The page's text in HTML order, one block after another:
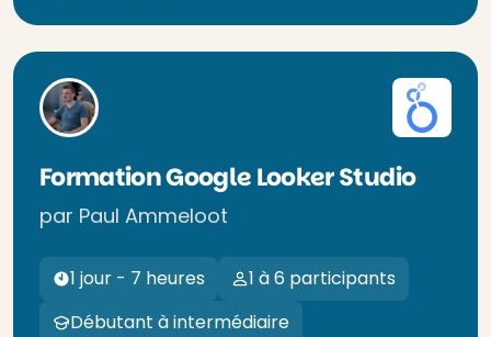
Formation Google Looker Studio
par Paul Ammeloot
1 jour - 7 heures
1 à 6 participants
Débutant à intermédiaire